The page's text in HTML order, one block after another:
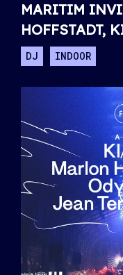
MARITIM
HOFFSTADT,
DJ INDOOR